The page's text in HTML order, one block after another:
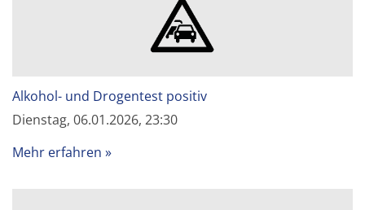
Alkohol- und Drogentest positiv
Dienstag, 06.01.2026, 23:30
Mehr erfahren